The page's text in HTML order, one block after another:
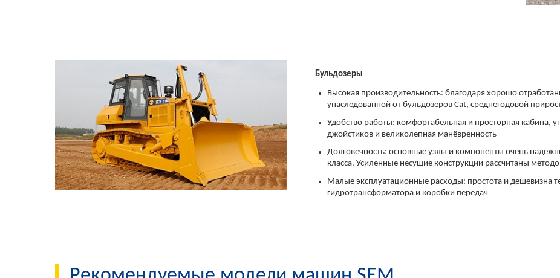
Бульдозеры
Высокая производительность: благодаря хорошо
унаследованной от бульдозеров Cat, среднегодовой
Удобство работы: комфортабельная и просторная
джойстиков и великолепная манёвренность
Долговечность: основные узлы и компоненты очень
класса. Усиленные несущие конструкции рассчитаны
Малые эксплуатационные расходы: простота и дешевизна
гидротрансформатора и коробки передач